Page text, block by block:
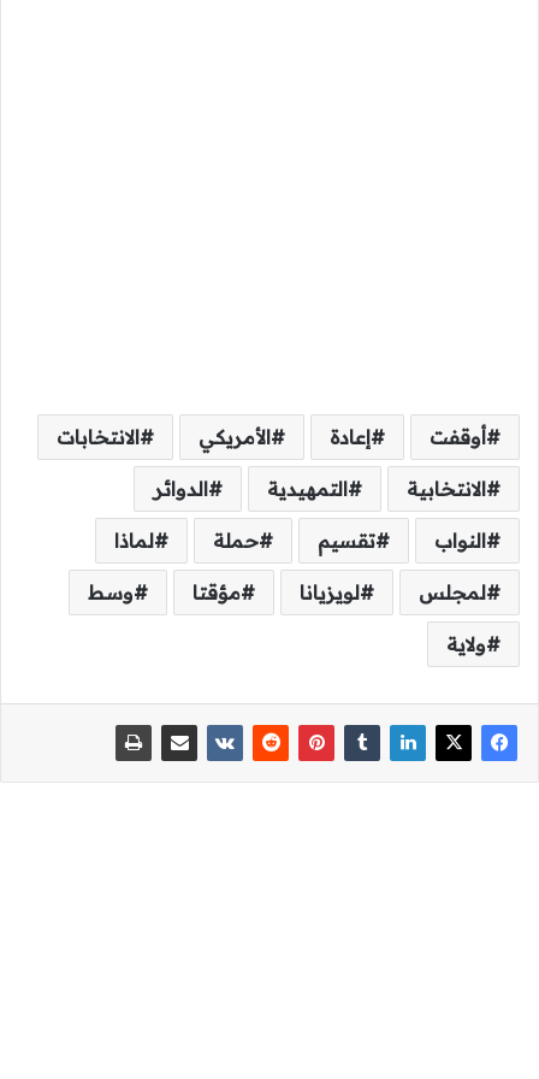
أوقفت إعادة الأمريكي الانتخابات
الانتخابية التمهيدية الدوائر
النواب تقسيم حملة لماذا
لمجلس لويزيانا مؤقتا وسط
ولاية